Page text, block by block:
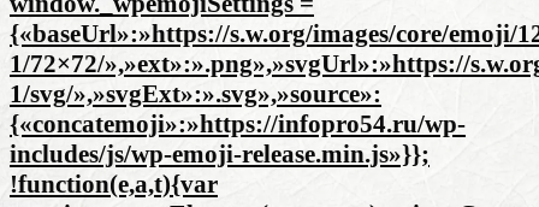
{«baseUrl»:»https://s.w.org/images/core/emoji/
1/72×72/»,»ext»:».png»,»svgUrl»:»https://
1/svg/»,»svgExt»:».svg»,»source»:
{«concatemoji»:»https://infopro54.ru/wp-
includes/js/wp-emoji-release.min.js»}};
!function(e,a,t){var